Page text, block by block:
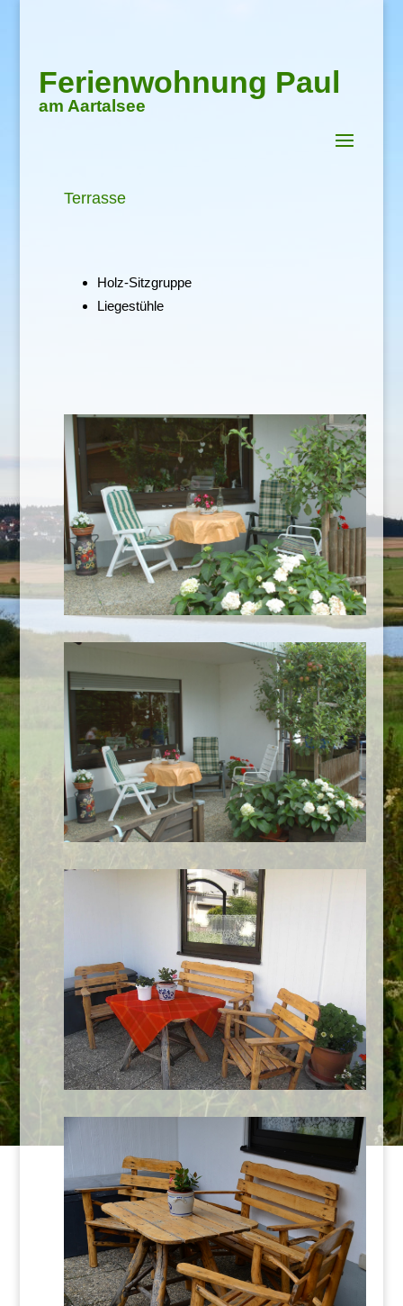
Ferienwohnung Paul
am Aartalsee
Terrasse
Holz-Sitzgruppe
Liegestühle